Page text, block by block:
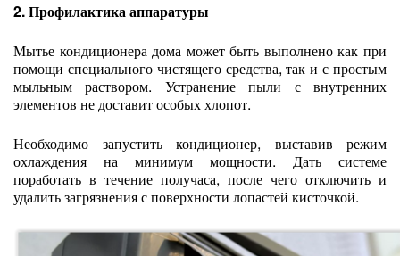
2. Профилактика аппаратуры
Мытье кондиционера дома может быть выполнено как при
помощи специального чистящего средства, так и с простым
мыльным раствором. Устранение пыли с внутренних
элементов не доставит особых хлопот.
Необходимо запустить кондиционер, выставив режим
охлаждения на минимум мощности. Дать системе
поработать в течение получаса, после чего отключить и
удалить загрязнения с поверхности лопастей кисточкой.